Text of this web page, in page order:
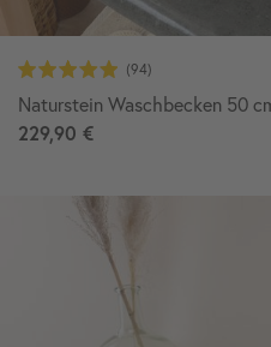
Naturstein Waschbecken 50
229,90 €